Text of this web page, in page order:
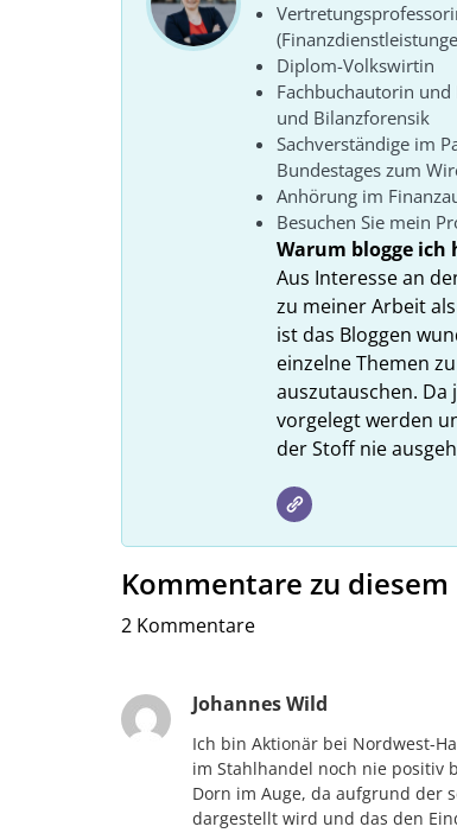
Diplom-Volkswirtin
Fachbuchautorin
und Bilanzforensik
Sachverständige im
Bundestages zum
Anhörung im
Besuchen Sie mein
Warum blogge ich
Aus Interesse an
zu meiner Arbeit
ist das Bloggen
einzelne Themen
auszutauschen. Da
vorgelegt werden
der Stoff nie
Kommentare zu diesem
2 Kommentare
Johannes Wild
Ich bin Aktionär bei Nordwest-
im Stahlhandel noch nie positiv
Dorn im Auge, da aufgrund der
dargestellt wird und das den